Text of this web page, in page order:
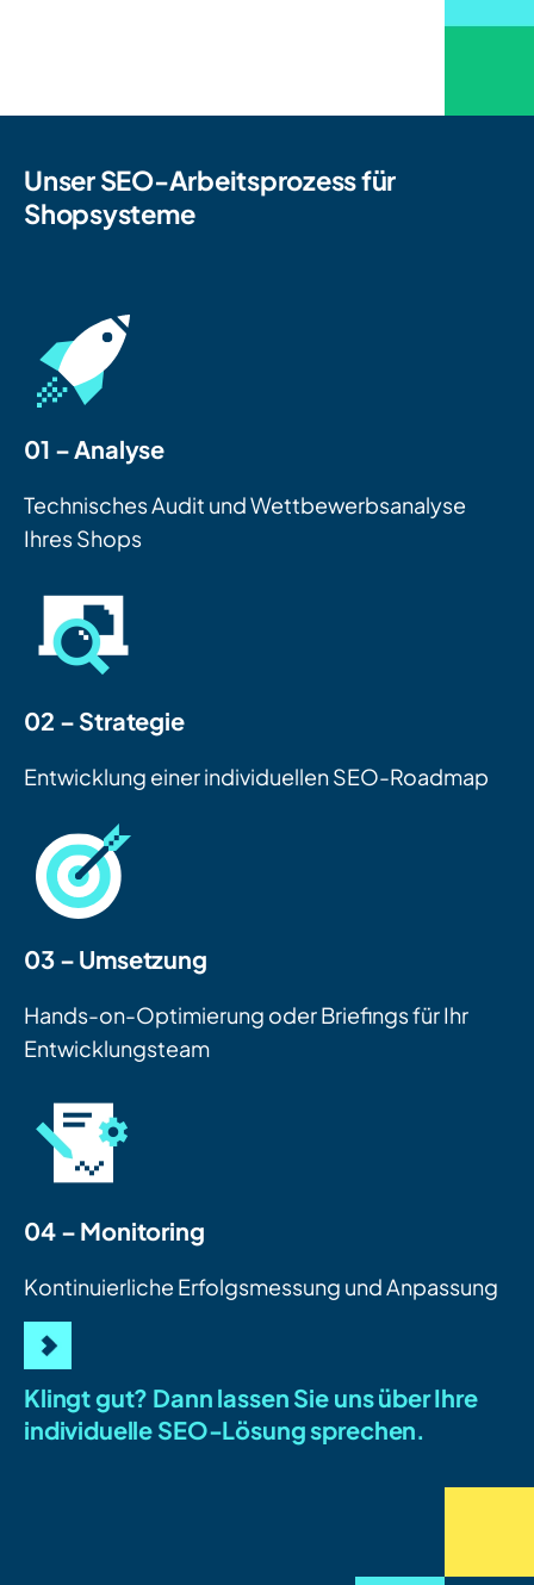
Unser SEO-Arbeitsprozess für
Shopsysteme
01 – Analyse
Technisches Audit und Wettbewerbsanalyse
Ihres Shops
02 – Strategie
Entwicklung einer individuellen SEO-Roadmap
03 – Umsetzung
Hands-on-Optimierung oder Briefings für Ihr
Entwicklungsteam
04 – Monitoring
Kontinuierliche Erfolgsmessung und Anpassung
Klingt gut? Dann lassen Sie uns über Ihre
individuelle SEO-Lösung sprechen.